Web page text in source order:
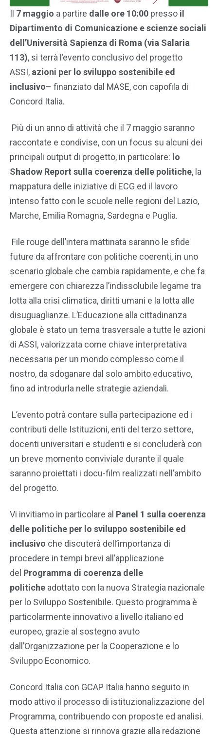
Il 7 maggio a partire dalle ore 10:00 presso il
Dipartimento di Comunicazione e scienze sociali
dell’Università Sapienza di Roma (via Salaria
113), si terrà l’evento conclusivo del progetto
ASSI, azioni per lo sviluppo sostenibile ed
inclusivo– finanziato dal MASE, con capofila di
Concord Italia.
Più di un anno di attività che il 7 maggio saranno
raccontate e condivise, con un focus su alcuni dei
principali output di progetto, in particolare: lo
Shadow Report sulla coerenza delle politiche, la
mappatura delle iniziative di ECG ed il lavoro
intenso fatto con le scuole nelle regioni del Lazio,
Marche, Emilia Romagna, Sardegna e Puglia.
File rouge dell’intera mattinata saranno le sfide
future da affrontare con politiche coerenti, in uno
scenario globale che cambia rapidamente, e che fa
emergere con chiarezza l’indissolubile legame tra
lotta alla crisi climatica, diritti umani e la lotta alle
disuguaglianze. L’Educazione alla cittadinanza
globale è stato un tema trasversale a tutte le azioni
di ASSI, valorizzata come chiave interpretativa
necessaria per un mondo complesso come il
nostro, da sdoganare dal solo ambito educativo,
fino ad introdurla nelle strategie aziendali.
L’evento potrà contare sulla partecipazione ed i
contributi delle Istituzioni, enti del terzo settore,
docenti universitari e studenti e si concluderà con
un breve momento conviviale durante il quale
saranno proiettati i docu-film realizzati nell’ambito
del progetto.
Vi invitiamo in particolare al Panel 1 sulla coerenza
delle politiche per lo sviluppo sostenibile ed
inclusivo che discuterà dell’importanza di
procedere in tempi brevi all’applicazione
del Programma di coerenza delle
politiche adottato con la nuova Strategia nazionale
per lo Sviluppo Sostenibile. Questo programma è
particolarmente innovativo a livello italiano ed
europeo, grazie al sostegno avuto
dall’Organizzazione per la Cooperazione e lo
Sviluppo Economico.
Concord Italia con GCAP Italia hanno seguito in
modo attivo il processo di istituzionalizzazione del
Programma, contribuendo con proposte ed analisi.
Questa attenzione si rinnova grazie alla redazione